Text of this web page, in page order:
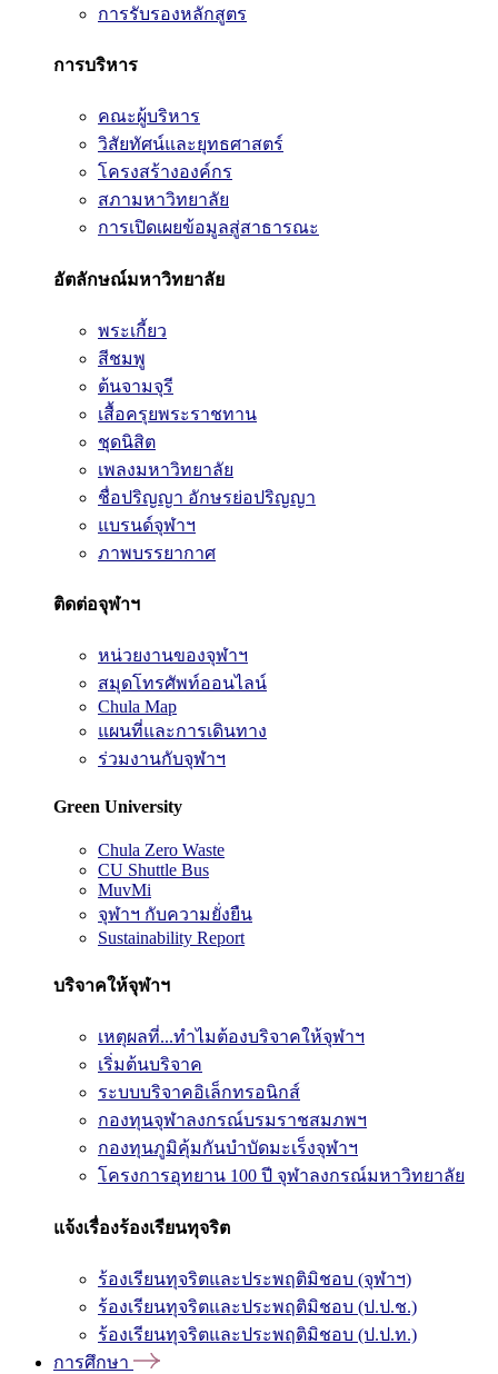
การรับรองหลักสูตร
การบริหาร
คณะผู้บริหาร
วิสัยทัศน์และยุทธศาสตร์
โครงสร้างองค์กร
สภามหาวิทยาลัย
การเปิดเผยข้อมูลสู่สาธารณะ
อัตลักษณ์มหาวิทยาลัย
พระเกี้ยว
สีชมพู
ต้นจามจุรี
เสื้อครุยพระราชทาน
ชุดนิสิต
เพลงมหาวิทยาลัย
ชื่อปริญญา อักษรย่อปริญญา
แบรนด์จุฬาฯ
ภาพบรรยากาศ
ติดต่อจุฬาฯ
หน่วยงานของจุฬาฯ
สมุดโทรศัพท์ออนไลน์
Chula Map
แผนที่และการเดินทาง
ร่วมงานกับจุฬาฯ
Green University
Chula Zero Waste
CU Shuttle Bus
MuvMi
จุฬาฯ กับความยั่งยืน
Sustainability Report
บริจาคให้จุฬาฯ
เหตุผลที่...ทำไมต้องบริจาคให้จุฬาฯ
เริ่มต้นบริจาค
ระบบบริจาคอิเล็กทรอนิกส์
กองทุนจุฬาลงกรณ์บรมราชสมภพฯ
กองทุนภูมิคุ้มกันบำบัดมะเร็งจุฬาฯ
โครงการอุทยาน 100 ปี จุฬาลงกรณ์มหาวิทยาลัย
แจ้งเรื่องร้องเรียนทุจริต
ร้องเรียนทุจริตและประพฤติมิชอบ (จุฬาฯ)
ร้องเรียนทุจริตและประพฤติมิชอบ (ป.ป.ช.)
ร้องเรียนทุจริตและประพฤติมิชอบ (ป.ป.ท.)
การศึกษา